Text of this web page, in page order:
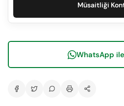
Standart Oda : 296 adet 30 m2
m2 Kral Dairesi : 4 adet 240 m2
BÖLGE BİLGİSİ:
Müsaitliği
WhatsApp